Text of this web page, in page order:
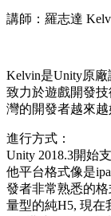
講師： 羅志達
Kelvin是Unity原廠
致力於遊戲開發
灣的開發者越來越
進行方式：
Unity 2018.3開始
他平台格式像是
發者非常熟悉的
量型的純H5, 現在